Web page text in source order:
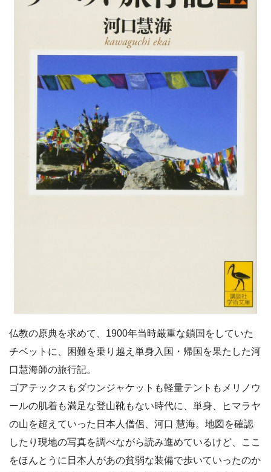
仏教の原典を求めて、1900年当時厳重な鎖国をしていた
チベットに、困難を乗り越え単身入国・帰国を果たした河
口慧海師の旅行記。
ゴアテックスもダウンジャケットも軽量テントもメリノウ
ールの肌着も満足な登山靴もない時代に、単身、ヒマラヤ
の山を超えていった日本人僧侶、河口 慧海。地図を確認
したり現地の写真を調べながら読み進めているけど、ここ
をほんとうに日本人があの貧弱な装備で歩いていったのか